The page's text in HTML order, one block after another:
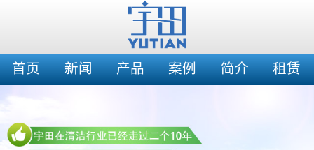
首页 新闻 产品 案例 简介 租赁